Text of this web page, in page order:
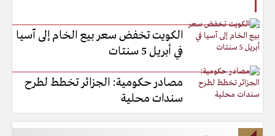
الكويت تخفض سعر بيع الخام إلى آسيا
في أبريل 5 سنتات
مصادر حكومية: الجزائر تخطط لطرح
سندات محلية